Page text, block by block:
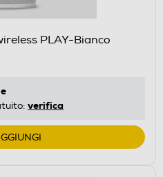
PLAY-Bianco
verifica